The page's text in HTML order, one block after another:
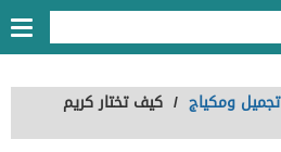
تجميل ومكياج / كيف تختار كريم